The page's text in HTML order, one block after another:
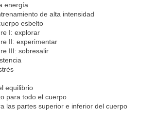
energía
de alta intensidad
esbelto
I: explorar
II: experimentar
III: sobresalir
equilibrio
para todo el cuerpo
las partes superior e inferior del cuerpo